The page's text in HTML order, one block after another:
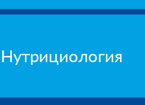
Нутрициология